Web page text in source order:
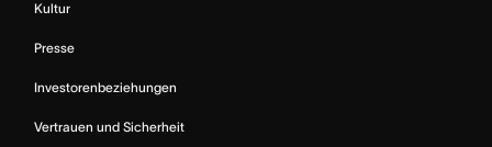
Kultur
Presse
Investorenbeziehungen
Vertrauen und Sicherheit